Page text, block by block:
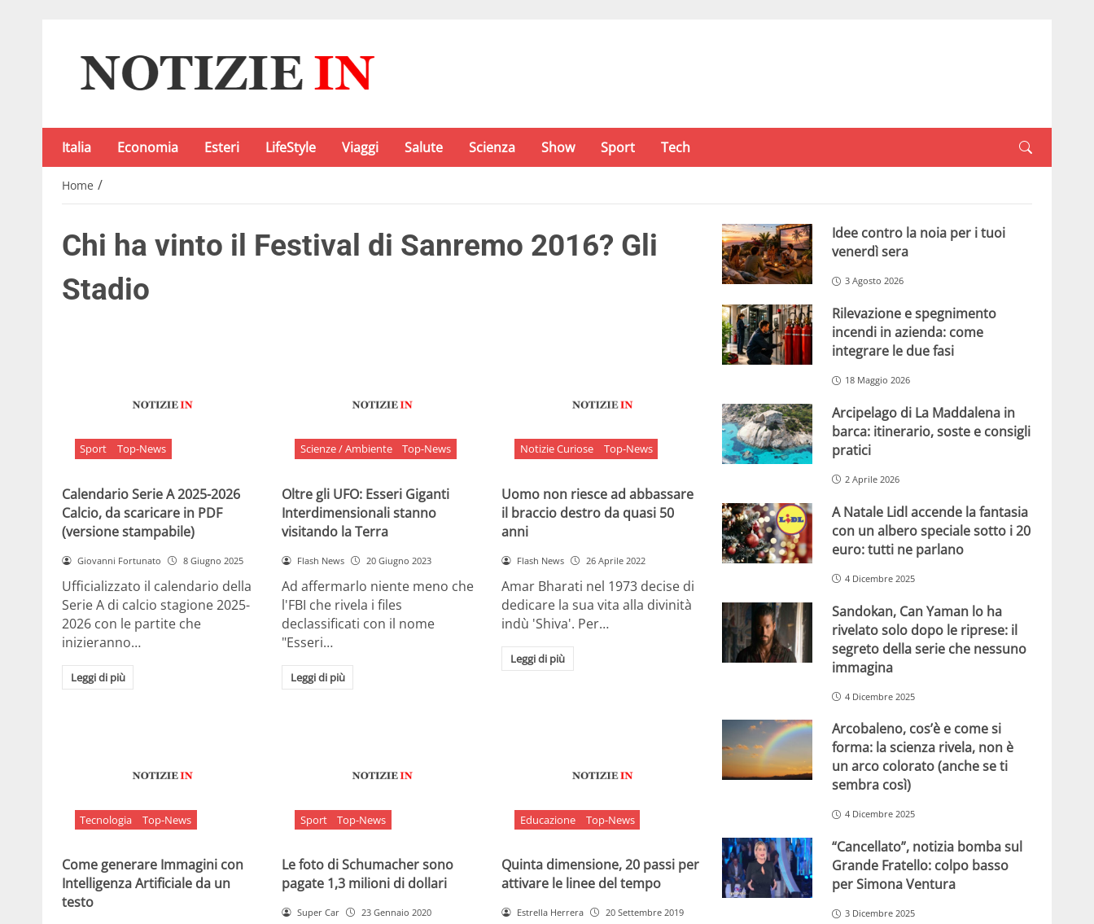
Italia Economia Esteri LifeStyle Viaggi Salute Scienza Show Sport Tech
Home /
Chi ha vinto il Festival di Sanremo 2016? Gli
Stadio
Sport Top-News
Calendario Serie A 2025-2026
Calcio, da scaricare in PDF
(versione stampabile)
Giovanni Fortunato 8 Giugno 2025
Ufficializzato il calendario della
Serie A di calcio stagione 2025-
2026 con le partite che
inizieranno…
Leggi di più
Scienze / Ambiente Top-News
Oltre gli UFO: Esseri Giganti
Interdimensionali stanno
visitando la Terra
Flash News 20 Giugno 2023
Ad affermarlo niente meno che
l'FBI che rivela i files
declassificati con il nome
"Esseri…
Leggi di più
Notizie Curiose Top-News
Uomo non riesce ad abbassare
il braccio destro da quasi 50
anni
Flash News 26 Aprile 2022
Amar Bharati nel 1973 decise di
dedicare la sua vita alla divinità
indù 'Shiva'. Per…
Leggi di più
Tecnologia Top-News
Come generare Immagini con
Intelligenza Artificiale da un
testo
Sport Top-News
Le foto di Schumacher sono
pagate 1,3 milioni di dollari
Super Car 23 Gennaio 2020
Educazione Top-News
Quinta dimensione, 20 passi per
attivare le linee del tempo
Estrella Herrera 20 Settembre 2019
Idee contro la noia per i tuoi
venerdì sera
3 Agosto 2026
Rilevazione e spegnimento
incendi in azienda: come
integrare le due fasi
18 Maggio 2026
Arcipelago di La Maddalena in
barca: itinerario, soste e consigli
pratici
2 Aprile 2026
A Natale Lidl accende la fantasia
con un albero speciale sotto i 20
euro: tutti ne parlano
4 Dicembre 2025
Sandokan, Can Yaman lo ha
rivelato solo dopo le riprese: il
segreto della serie che nessuno
immagina
4 Dicembre 2025
Arcobaleno, cos’è e come si
forma: la scienza rivela, non è
un arco colorato (anche se ti
sembra così)
4 Dicembre 2025
“Cancellato”, notizia bomba sul
Grande Fratello: colpo basso
per Simona Ventura
3 Dicembre 2025